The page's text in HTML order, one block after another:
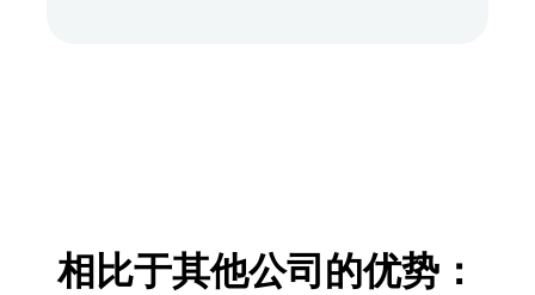
相比于其他公司的优势：